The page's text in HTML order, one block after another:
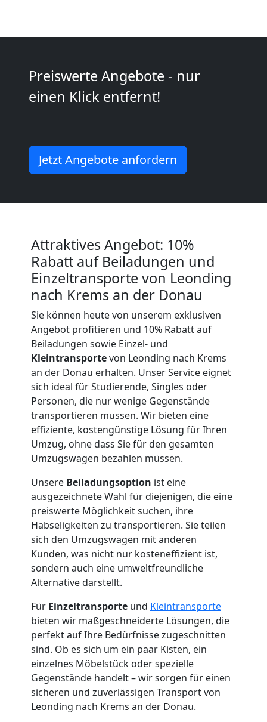
Preiswerte Angebote - nur
einen Klick entfernt!
Jetzt Angebote anfordern
Attraktives Angebot: 10%
Rabatt auf Beiladungen und
Einzeltransporte von Leonding
nach Krems an der Donau
Sie können heute von unserem exklusiven
Angebot profitieren und 10% Rabatt auf
Beiladungen sowie Einzel- und
Kleintransportevon Leonding nach Krems
an der Donau erhalten. Unser Service eignet
sich ideal für Studierende, Singles oder
Personen, die nur wenige Gegenstände
transportieren müssen. Wir bieten eine
effiziente, kostengünstige Lösung für Ihren
Umzug, ohne dass Sie für den gesamten
Umzugswagen bezahlen müssen.
Unsere Beiladungsoption ist eine
ausgezeichnete Wahl für diejenigen, die eine
preiswerte Möglichkeit suchen, ihre
Habseligkeiten zu transportieren. Sie teilen
sich den Umzugswagen mit anderen
Kunden, was nicht nur kosteneffizient ist,
sondern auch eine umweltfreundliche
Alternative darstellt.
Für Einzeltransporte und Kleintransporte
bieten wir maßgeschneiderte Lösungen, die
perfekt auf Ihre Bedürfnisse zugeschnitten
sind. Ob es sich um ein paar Kisten, ein
einzelnes Möbelstück oder spezielle
Gegenstände handelt – wir sorgen für einen
sicheren und zuverlässigen Transport von
Leonding nach Krems an der Donau.
Möbeltransport
Beiladung
National
Beiladung
International
Internationaler
Umzug
Nationaler
Umzug